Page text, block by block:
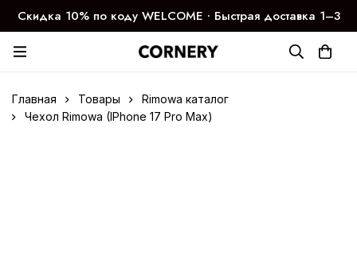
Скидка 10% по коду WELCOME ∙ Быстрая доставка 1–3
дня
Главная Товары
Rimowa каталог
Чехол Rimowa (IPhone 17 Pro Max)